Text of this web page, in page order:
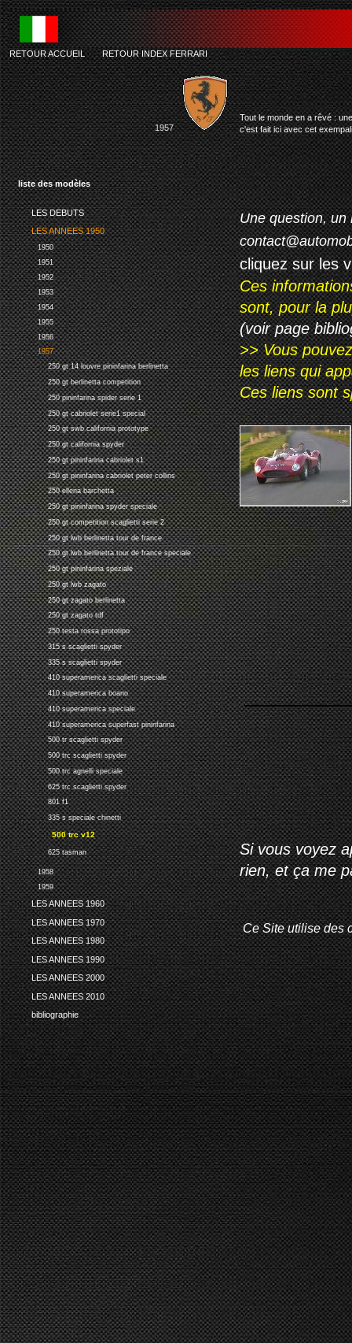
liste des modèles
LES DEBUTS
LES ANNEES 1950
1950
1951
1952
1953
1954
1955
1956
1957
250 gt 14 louvre pininfarina berlinetta
250 gt berlinetta competition
250 pininfarina spider serie 1
250 gt cabriolet serie1 special
250 gt swb california prototype
250 gt california spyder
250 gt pininfarina cabriolet s1
250 gt pininfarina cabriolet peter collins
250 ellena barchetta
250 gt pininfarina spyder speciale
250 gt competition scaglietti serie 2
250 gt lwb berlinetta tour de france
250 gt lwb berlinetta tour de france speciale
250 gt pininfarina speziale
250 gt lwb zagato
250 gt zagato berlinetta
250 gt zagato tdf
250 testa rossa prototipo
315 s scaglietti spyder
335 s scaglietti spyder
410 superamerica scaglietti speciale
410 superamerica boano
410 superamerica speciale
410 superamerica superfast pininfarina
500 tr scaglietti spyder
500 trc scaglietti spyder
500 trc agnelli speciale
625 trc scaglietti spyder
801 f1
335 s speciale chinetti
500 trc v12
625 tasman
1958
1959
LES ANNEES 1960
LES ANNEES 1970
LES ANNEES 1980
LES ANNEES 1990
LES ANNEES 2000
LES ANNEES 2010
bibliographie
RETOUR ACCUEIL-RETOUR INDEX FERRARI
1957
Tout le monde en a rêvé :
c'est fait ici avec cet
Une question, un
cliquez sur les
Ces
sont, pour la
(voir page
>> Vous
les liens qui
Ces liens sont
Si vous voyez
rien, et ça me
Ce Site utilise des